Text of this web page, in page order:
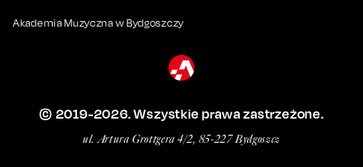
Akademia Muzyczna w Bydgoszczy
© 2019-2026. Wszystkie prawa zastrzeżone.
ul. Artura Grottgera 4/2, 85-227 Bydgoszcz